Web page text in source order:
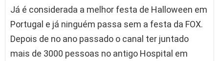
Já é considerada a melhor festa de Halloween em
Portugal e já ninguém passa sem a festa da FOX.
Depois de no ano passado o canal ter juntado
mais de 3000 pessoas no antigo Hospital em